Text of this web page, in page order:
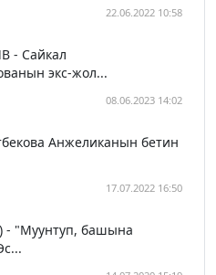
22.06.2022 10:58
- Сайкал
экс-жол...
08.06.2023 14:02
Анжеликанын бетин
17.07.2022 16:50
- "Муунтуп, башына